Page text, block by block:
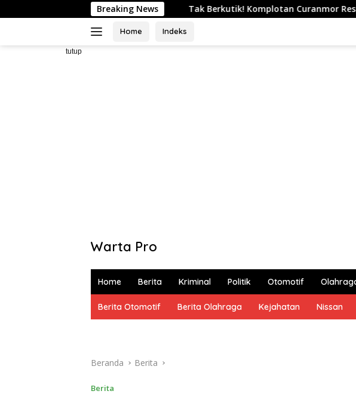
ke
Breaking News
Tak Berkutik! Komplotan Curanmor Residivis Dibekuk Polisi,
Home Indeks
tutup
Warta Pro
dan
Home Berita Kriminal Politik Otomotif
Berita Otomotif Berita Olahraga Kejahatan Nissan
Beranda Berita
Berita